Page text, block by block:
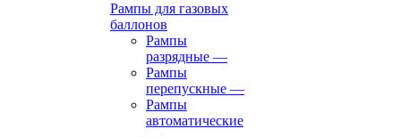
Рампы для газовых
баллонов
Рампы
разрядные —
Рампы
перепускные —
Рампы
автоматические